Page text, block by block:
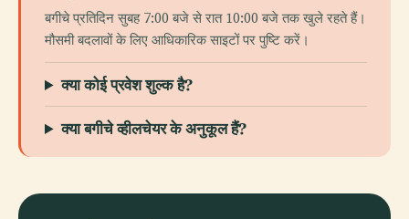
बगीचे प्रतिदिन सुबह 7:00 बजे से रात 10:00 बजे तक खुले रहते हैं।
मौसमी बदलावों के लिए आधिकारिक साइटों पर पुष्टि करें।
क्या कोई प्रवेश शुल्क है?
क्या बगीचे व्हीलचेयर के अनुकूल हैं?